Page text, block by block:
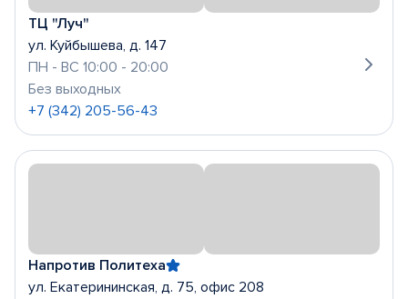
ТЦ "Луч"
ул. Куйбышева, д. 147
ПН - ВС 10:00 - 20:00
Без выходных
+7 (342) 205-56-43
Напротив Политеха
ул. Екатерининская, д. 75, офис 208